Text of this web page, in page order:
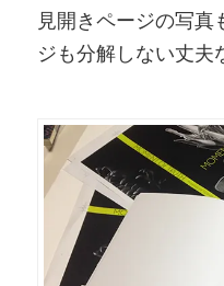
見開きページの写真
ジも分解しない丈夫